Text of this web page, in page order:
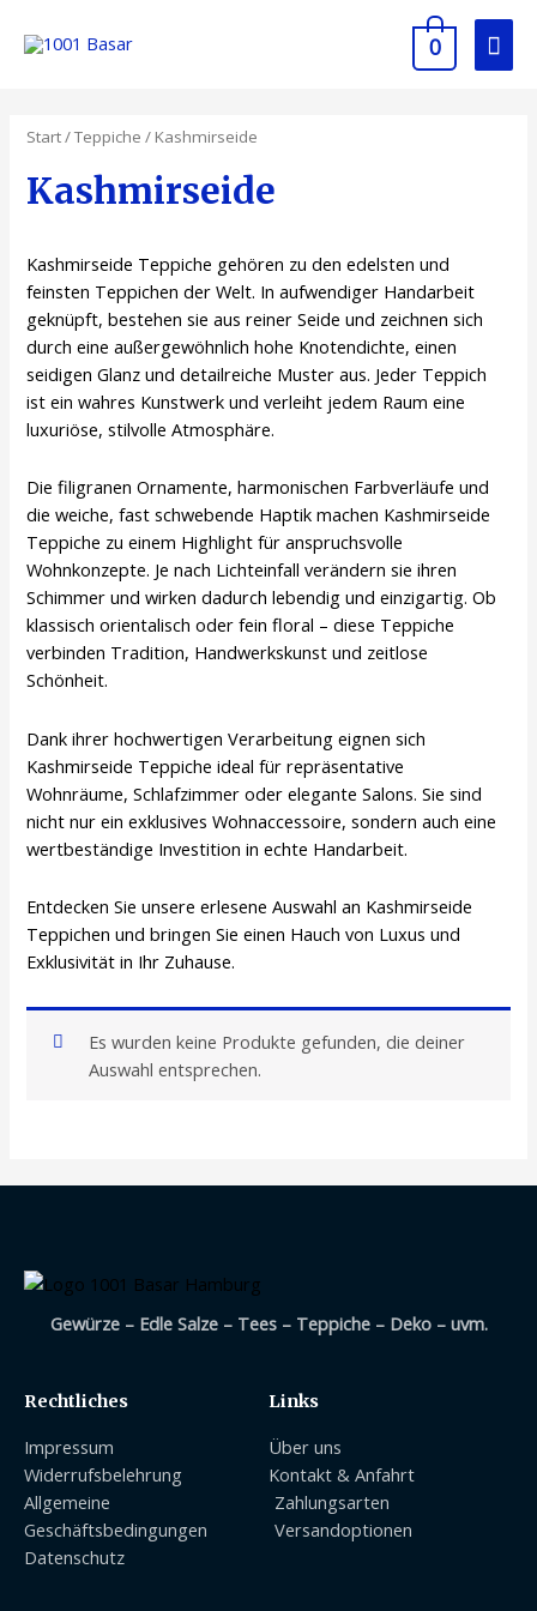
0
Start/Teppiche / Kashmirseide
Kashmirseide
Kashmirseide Teppiche gehören zu den edelsten und
feinsten Teppichen der Welt. In aufwendiger Handarbeit
geknüpft, bestehen sie aus reiner Seide und zeichnen sich
durch eine außergewöhnlich hohe Knotendichte, einen
seidigen Glanz und detailreiche Muster aus. Jeder Teppich
ist ein wahres Kunstwerk und verleiht jedem Raum eine
luxuriöse, stilvolle Atmosphäre.
Die filigranen Ornamente, harmonischen Farbverläufe und
die weiche, fast schwebende Haptik machen Kashmirseide
Teppiche zu einem Highlight für anspruchsvolle
Wohnkonzepte. Je nach Lichteinfall verändern sie ihren
Schimmer und wirken dadurch lebendig und einzigartig. Ob
klassisch orientalisch oder fein floral – diese Teppiche
verbinden Tradition, Handwerkskunst und zeitlose
Schönheit.
Dank ihrer hochwertigen Verarbeitung eignen sich
Kashmirseide Teppiche ideal für repräsentative
Wohnräume, Schlafzimmer oder elegante Salons. Sie sind
nicht nur ein exklusives Wohnaccessoire, sondern auch eine
wertbeständige Investition in echte Handarbeit.
Entdecken Sie unsere erlesene Auswahl an Kashmirseide
Teppichen und bringen Sie einen Hauch von Luxus und
Exklusivität in Ihr Zuhause.
Es wurden keine Produkte gefunden, die deiner
Auswahl entsprechen.
Gewürze – Edle Salze – Tees – Teppiche – Deko – uvm.
Rechtliches
Impressum
Widerrufsbelehrung
Allgemeine
Geschäftsbedingungen
Datenschutz
Links
Über uns
Kontakt & Anfahrt
Zahlungsarten
Versandoptionen